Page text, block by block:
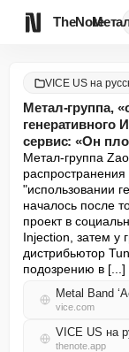
TheNote
VICE US на
Метал-группа,
генеративного
сервис: «Он
Метал-группа
"использовании
началось после
проект в
Injection, затем у
дистрибьютор
подозрению в [...]
vice.com
VICE US на
thenote.app